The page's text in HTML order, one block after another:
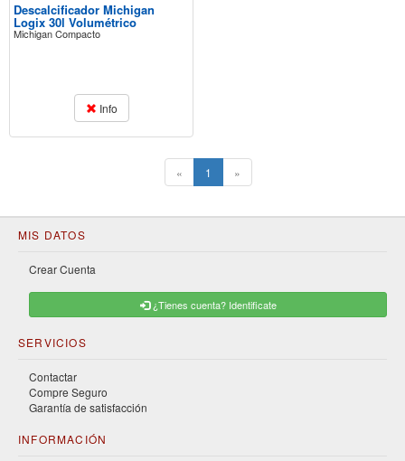
Descalcificador Michigan
Logix 30l Volumétrico
Michigan Compacto
Info
« 1 (current)
»
MIS DATOS
Crear Cuenta
¿Tienes cuenta? Identificate
SERVICIOS
Contactar
Compre Seguro
Garantía de satisfacción
INFORMACIÓN